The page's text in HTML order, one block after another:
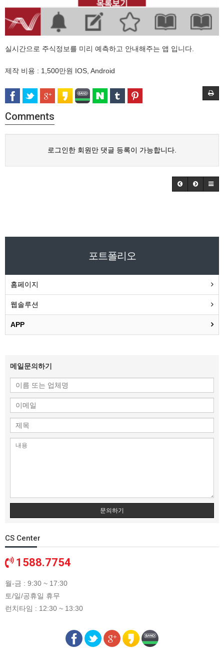
실시간으로 주식정보를 미리 예측하고 안내해주는 앱 입니다.
제작 비용 : 1,500만원 IOS, Android
Comments
로그인한 회원만 댓글 등록이 가능합니다.
포트폴리오
홈페이지
웹솔루션
APP
메일문의하기
문의하기
CS Center
1588.7754
월-금 : 9:30 ~ 17:30
토/일/공휴일 휴무
런치타임 : 12:30 ~ 13:30